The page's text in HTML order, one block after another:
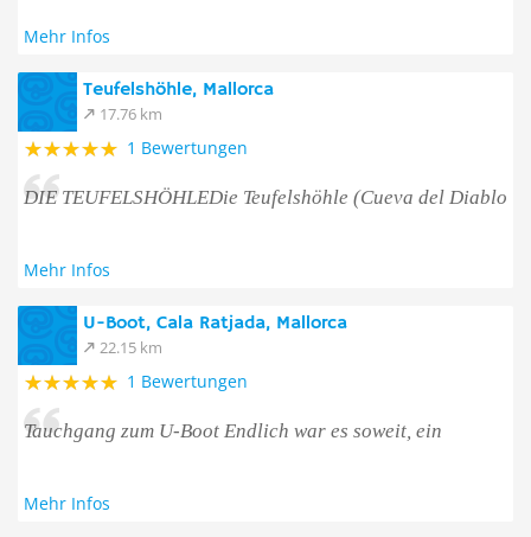
Mehr Infos
Teufelshöhle, Mallorca
17.76 km
1 Bewertungen
DIE TEUFELSHÖHLEDie Teufelshöhle (Cueva del Diablo
Mehr Infos
U-Boot, Cala Ratjada, Mallorca
22.15 km
1 Bewertungen
Tauchgang zum U-Boot Endlich war es soweit, ein
Mehr Infos